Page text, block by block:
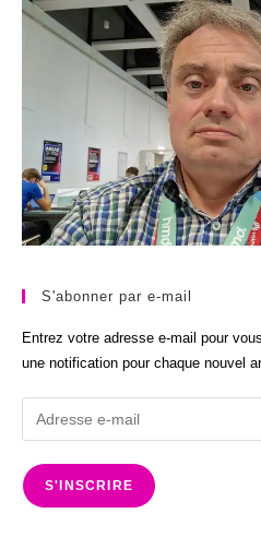
S'abonner par e-mail
Entrez votre adresse e-mail pour
une notification pour chaque nouvel
e-
mail
S'INSCRIRE